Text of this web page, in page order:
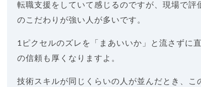
転職支援をしていて感じるのですが、現場で
のこだわりが強い人が多いです。
1ピクセルのズレを「まあいいか」と流さずに
の信頼も厚くなりますよ。
技術スキルが同じくらいの人が並んだとき、